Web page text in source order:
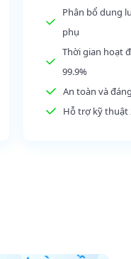
Phân bổ dung
phụ
Thời gian hoạt
99.9%
An toàn và
Hỗ trợ kỹ thuật